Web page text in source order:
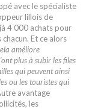
avec le spécialiste
lillois de
4 000 achats pour
Et ce alors
améliore
plus à subir les files
qui peuvent ainsi
ou les touristes qui
avantage
les